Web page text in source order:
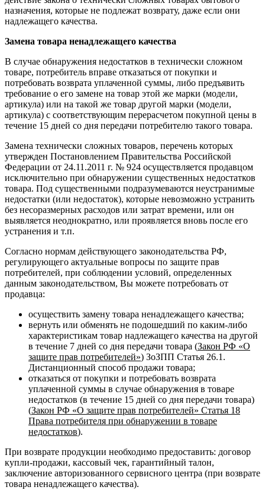
назначения, которые не подлежат возврату, даже если они
надлежащего качества.
Замена товара ненадлежащего качества
В случае обнаружения недостатков в технически сложном
товаре, потребитель вправе отказаться от покупки и
потребовать возврата уплаченной суммы, либо предъявить
требование о его замене на товар этой же марки (модели,
артикула) или на такой же товар другой марки (модели,
артикула) с соответствующим перерасчетом покупной цены в
течение 15 дней со дня передачи потребителю такого товара.
Замена технически сложных товаров, перечень которых
утвержден Постановлением Правительства Российской
Федерации от 24.11.2011 г. № 924 осуществляется продавцом
исключительно при обнаружении существенных недостатков
товара. Под существенными подразумеваются неустранимые
недостатки (или недостаток), которые невозможно устранить
без несоразмерных расходов или затрат времени, или он
выявляется неоднократно, или проявляется вновь после его
устранения и т.п.
Согласно нормам действующего законодательства РФ,
регулирующего актуальные вопросы по защите прав
потребителей, при соблюдении условий, определенных
данным законодательством, Вы можете потребовать от
продавца:
осуществить замену товара ненадлежащего качества;
вернуть или обменять не подошедший по каким-либо
характеристикам товар надлежащего качества на другой
в течение 7 дней со дня передачи товара (Закон РФ «О
защите прав потребителей») ЗоЗПП Статья 26.1.
Дистанционный способ продажи товара;
отказаться от покупки и потребовать возврата
уплаченной суммы в случае обнаружения в товаре
недостатков (в течение 15 дней со дня передачи товара)
(Закон РФ «О защите прав потребителей» Статья 18
Права потребителя при обнаружении в товаре
недостатков).
При возврате продукции необходимо предоставить: договор
купли-продажи, кассовый чек, гарантийный талон,
заключение авторизованного сервисного центра (при возврате
товара ненадлежащего качества).